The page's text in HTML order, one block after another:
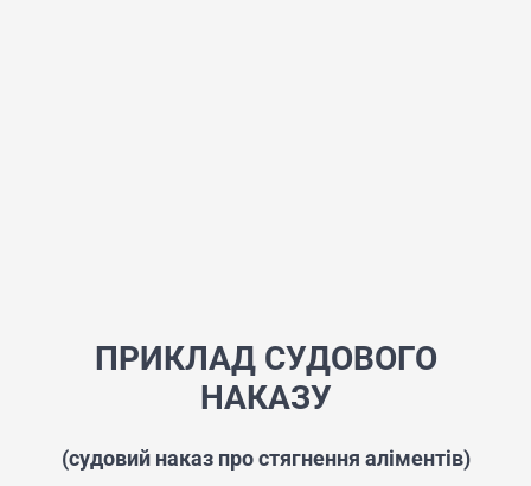
ПРИКЛАД СУДОВОГО
НАКАЗУ
(судовий наказ про стягнення аліментів)